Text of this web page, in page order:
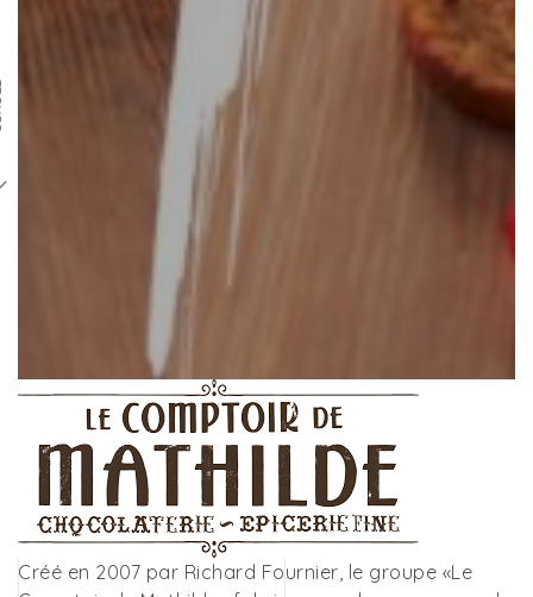
Créé en 2007 par Richard Fournier, le groupe «Le